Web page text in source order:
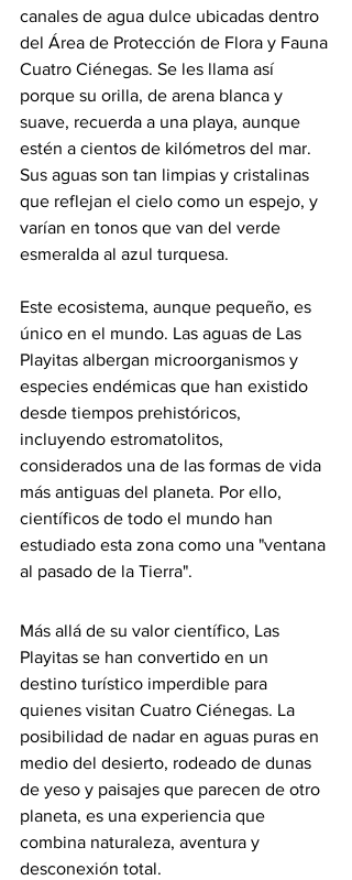
canales de agua dulce ubicadas dentro
del Área de Protección de Flora y Fauna
Cuatro Ciénegas. Se les llama así
porque su orilla, de arena blanca y
suave, recuerda a una playa, aunque
estén a cientos de kilómetros del mar.
Sus aguas son tan limpias y cristalinas
que reflejan el cielo como un espejo, y
varían en tonos que van del verde
esmeralda al azul turquesa.
Este ecosistema, aunque pequeño, es
único en el mundo. Las aguas de Las
Playitas albergan microorganismos y
especies endémicas que han existido
desde tiempos prehistóricos,
incluyendo estromatolitos,
considerados una de las formas de vida
más antiguas del planeta. Por ello,
científicos de todo el mundo han
estudiado esta zona como una "ventana
al pasado de la Tierra".
Más allá de su valor científico, Las
Playitas se han convertido en un
destino turístico imperdible para
quienes visitan Cuatro Ciénegas. La
posibilidad de nadar en aguas puras en
medio del desierto, rodeado de dunas
de yeso y paisajes que parecen de otro
planeta, es una experiencia que
combina naturaleza, aventura y
desconexión total.